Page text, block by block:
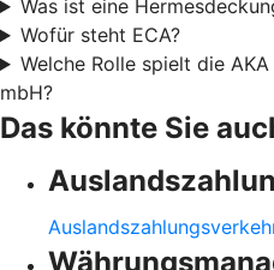
Was ist eine
Wofür steht ECA?
Welche Rolle spielt die
mbH?
Das könnte Sie